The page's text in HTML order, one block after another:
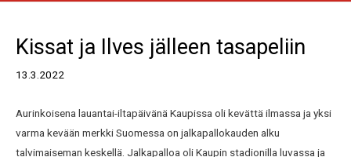
Kissat ja Ilves jälleen tasapeliin
13.3.2022
Aurinkoisena lauantai-iltapäivänä Kaupissa oli kevättä ilmassa ja yksi
varma kevään merkki Suomessa on jalkapallokauden alku
talvimaiseman keskellä. Jalkapalloa oli Kaupin stadionilla luvassa ja
selaus